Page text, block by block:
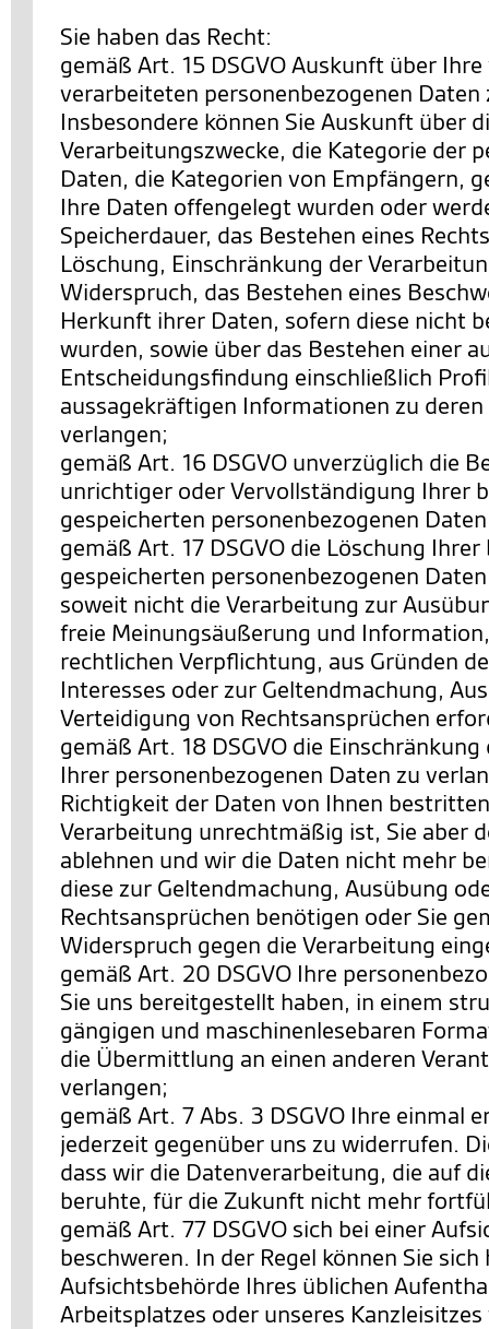
Sie haben das Recht:
gemäß Art. 15 DSGVO Auskunft über
verarbeiteten personenbezogenen Daten
Insbesondere können Sie Auskunft über
Verarbeitungszwecke, die Kategorie der
Daten, die Kategorien von Empfängern,
Ihre Daten offengelegt wurden oder
Speicherdauer, das Bestehen eines
Löschung, Einschränkung der
Widerspruch, das Bestehen eines
Herkunft ihrer Daten, sofern diese nicht
wurden, sowie über das Bestehen einer
Entscheidungsfindung einschließlich
aussagekräftigen Informationen zu
verlangen;
gemäß Art. 16 DSGVO unverzüglich die
unrichtiger oder Vervollständigung Ihrer
gespeicherten personenbezogenen
gemäß Art. 17 DSGVO die Löschung Ihrer
gespeicherten personenbezogenen
soweit nicht die Verarbeitung zur
freie Meinungsäußerung und
rechtlichen Verpflichtung, aus Gründen
Interesses oder zur Geltendmachung,
Verteidigung von Rechtsansprüchen
gemäß Art. 18 DSGVO die
Ihrer personenbezogenen Daten zu
Richtigkeit der Daten von Ihnen
Verarbeitung unrechtmäßig ist, Sie aber
ablehnen und wir die Daten nicht mehr
diese zur Geltendmachung, Ausübung
Rechtsansprüchen benötigen oder Sie
Widerspruch gegen die Verarbeitung
gemäß Art. 20 DSGVO Ihre
Sie uns bereitgestellt haben, in einem
gängigen und maschinenlesebaren
die Übermittlung an einen anderen
verlangen;
gemäß Art. 7 Abs. 3 DSGVO Ihre einmal
jederzeit gegenüber uns zu widerrufen.
dass wir die Datenverarbeitung, die auf
beruhte, für die Zukunft nicht mehr
gemäß Art. 77 DSGVO sich bei einer
beschweren. In der Regel können Sie
Aufsichtsbehörde Ihres üblichen
Arbeitsplatzes oder unseres